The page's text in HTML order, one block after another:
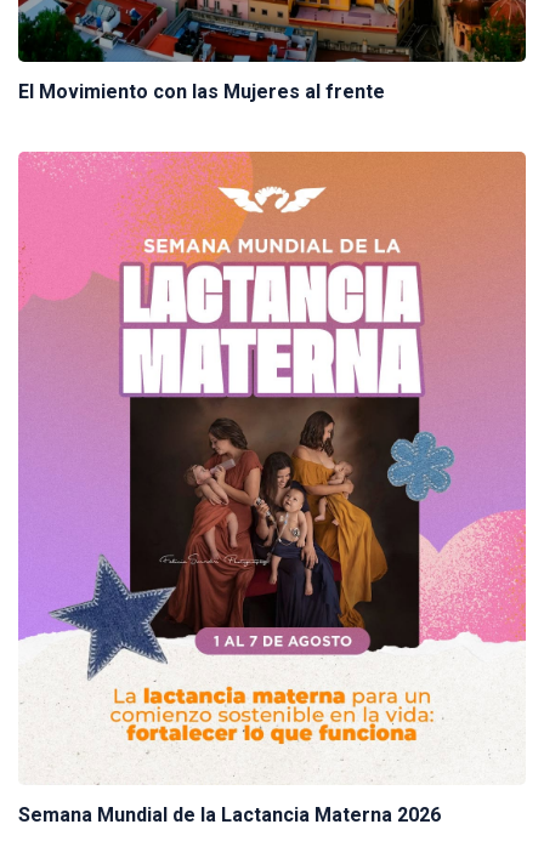
El Movimiento con las Mujeres al frente
Semana Mundial de la Lactancia Materna 2026